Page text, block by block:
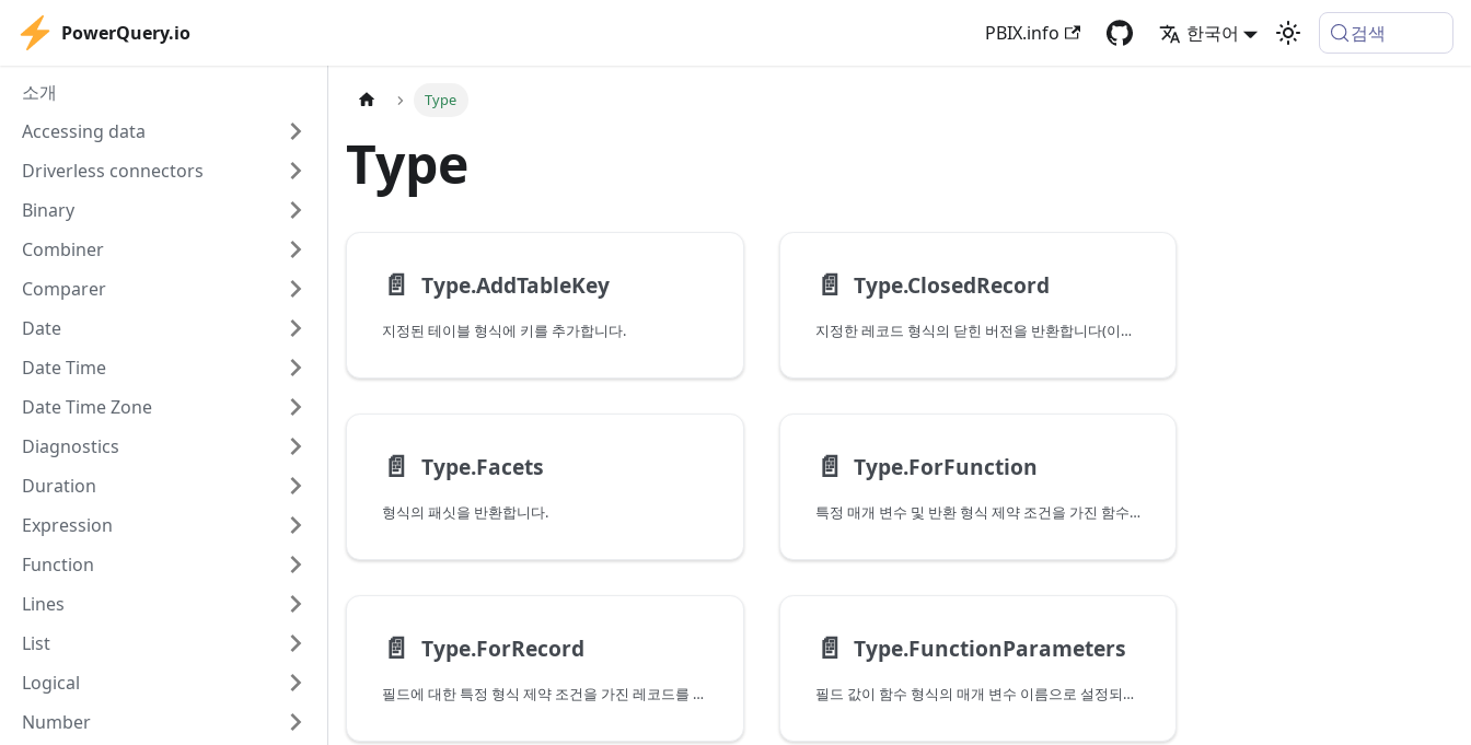
PowerQuery.io PBIX.info 한국어 검색
소개
Accessing data
Driverless connectors
Binary
Combiner
Comparer
Date
Date Time
Date Time Zone
Diagnostics
Duration
Expression
Function
Lines
List
Logical
Number
Type
Type
📄️ Type.AddTableKey
지정된 테이블 형식에 키를 추가합니다.
📄️ Type.ClosedRecord
지정한 레코드 형식의 닫힌 버전을 반환합니다(이미 닫혀 있는 경우에는 동일한 형식).
📄️ Type.Facets
형식의 패싯을 반환합니다.
📄️ Type.ForFunction
특정 매개 변수 및 반환 형식 제약 조건을 가진 함수를 나타내는 형식을 반환합니다.
📄️ Type.ForRecord
필드에 대한 특정 형식 제약 조건을 가진 레코드를 나타내는 형식을 반환합니다.
📄️ Type.FunctionParameters
필드 값이 함수 형식의 매개 변수 이름으로 설정되어 있고 값이 해당하는 형식으로 설정되어 있는 레코드를 반환합니다.